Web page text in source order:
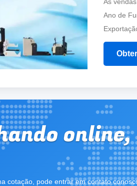
Ano de
online,
cotação, pode entrar em contato